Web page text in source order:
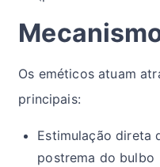
Os eméticos atuam
principais:
Estimulação direta
postrema do bulbo